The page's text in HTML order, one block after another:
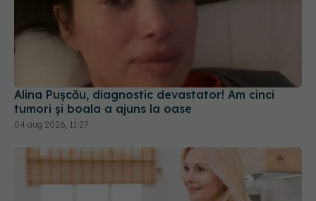
Alina Pușcău, diagnostic devastator! Am cinci
tumori și boala a ajuns la oase
04 aug 2026, 11:27